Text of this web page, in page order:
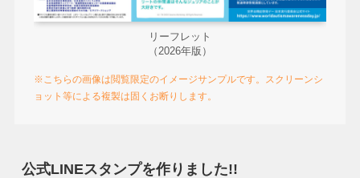
リーフレット
（2026年版）
※こちらの画像は閲覧限定のイメージサンプルです。スクリーンシ
ョット等による複製は固くお断りします。
公式LINEスタンプを作りました!!